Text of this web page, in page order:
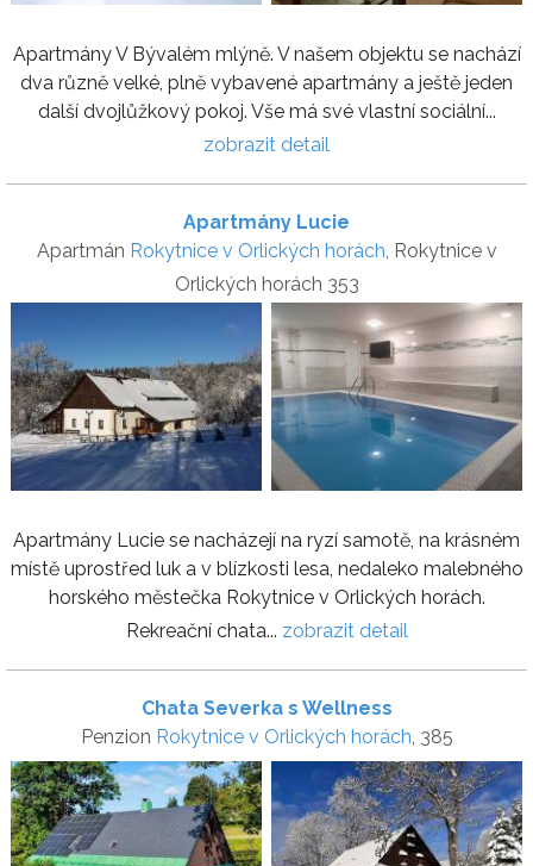
Apartmány V Bývalém mlýně. V našem objektu se nachází
dva různě velké, plně vybavené apartmány a ještě jeden
další dvojlůžkový pokoj. Vše má své vlastní sociální...
zobrazit detail
Apartmány Lucie
Apartmán Rokytnice v Orlických horách, Rokytnice v
Orlických horách 353
Apartmány Lucie se nacházejí na ryzí samotě, na krásném
místě uprostřed luk a v blízkosti lesa, nedaleko malebného
horského městečka Rokytnice v Orlických horách.
Rekreační chata... zobrazit detail
Chata Severka s Wellness
Penzion Rokytnice v Orlických horách, 385